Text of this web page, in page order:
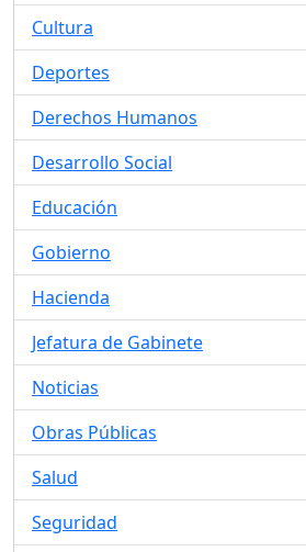
Cultura
Deportes
Derechos Humanos
Desarrollo Social
Educación
Gobierno
Hacienda
Jefatura de Gabinete
Noticias
Obras Públicas
Salud
Seguridad